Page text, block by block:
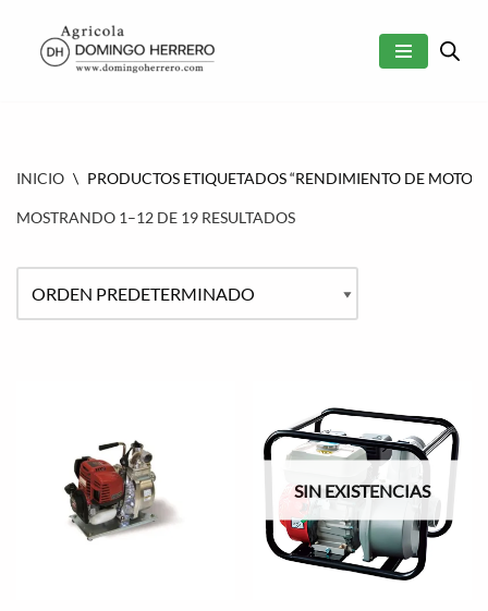
SALTAR
INICIO \ PRODUCTOS ETIQUETADOS “RENDIMIENTO DE
MOSTRANDO 1–12 DE 19 RESULTADOS
SIN EXISTENCIAS